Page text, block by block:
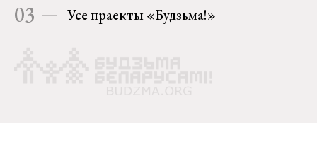
03 Усе праекты «Будзьма!»